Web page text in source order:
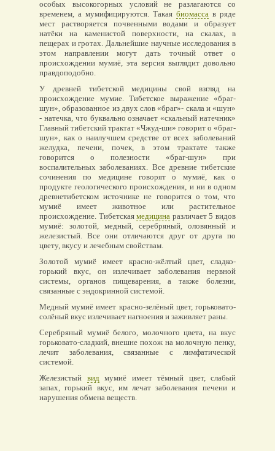
особых высокогорных условий не разлагаются со
временем, а мумифицируются. Такая биомасса в ряде
мест растворяется почвенными водами и образует
натёки на каменистой поверхности, на скалах, в
пещерах и гротах. Дальнейшие научные исследования в
этом направлении могут дать точный ответ о
происхождении мумиё, эта версия выглядит довольно
правдоподобно.
У древней тибетской медицины свой взгляд на
происхождение мумие. Тибетское выражение «браг-
шун», образованное из двух слов «браг»- скала и «шун»
- натечка, что буквально означает «скальный натечник»
Главный тибетский трактат «Чжуд-ши» говорит о «браг-
шун», как о наилучшем средстве от всех заболеваний
желудка, печени, почек, в этом трактате также
говорится о полезности «браг-шун» при
воспалительных заболеваниях. Все древние тибетские
сочинения по медицине говорят о мумиё, как о
продукте геологического происхождения, и ни в одном
древнетибетском источнике не говорится о том, что
мумиё имеет животное или растительное
происхождение. Тибетскаямедицина различает 5 видов
мумиё: золотой, медный, серебряный, оловянный и
железистый. Все они отличаются друг от друга по
цвету, вкусу и лечебным свойствам.
Золотой мумиё имеет красно-жёлтый цвет, сладко-
горький вкус, он излечивает заболевания нервной
системы, органов пищеварения, а также болезни,
связанные с эндокринной системой.
Медный мумиё имеет красно-зелёный цвет, горьковато-
солёный вкус излечивает нагноения и заживляет раны.
Серебряный мумиё белого, молочного цвета, на вкус
горьковато-сладкий, внешне похож на молочную пенку,
лечит заболевания, связанные с лимфатической
системой.
Железистый видмумиё имеет тёмный цвет, слабый
запах, горький вкус, им лечат заболевания печени и
нарушения обмена веществ.